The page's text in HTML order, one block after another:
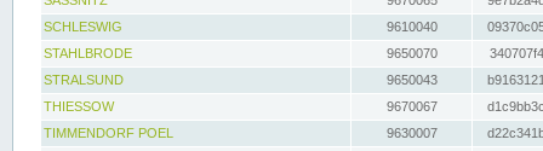
SCHLESWIG
9610040
STAHLBRODE
9650070
STRALSUND
9650043
THIESSOW
9670067
TIMMENDORF POEL
9630007